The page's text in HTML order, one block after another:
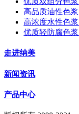
高品质油性色
高浓度水性色
优质轻防腐色
走进纳美
新闻资讯
产品中心